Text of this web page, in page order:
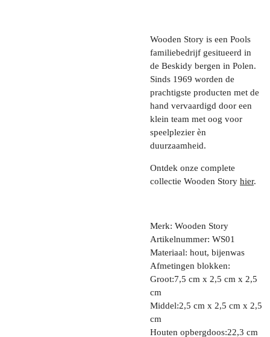
Wooden Story is een Pools
familiebedrijf gesitueerd in
de Beskidy bergen in Polen.
Sinds 1969 worden de
prachtigste producten met de
hand vervaardigd door een
klein team met oog voor
speelplezier èn
duurzaamheid.
Ontdek onze complete
collectie Wooden Story hier.
Merk: Wooden Story
Artikelnummer: WS01
Materiaal: hout, bijenwas
Afmetingen blokken:
Groot:7,5 cm x 2,5 cm x 2,5
cm
Middel:2,5 cm x 2,5 cm x 2,5
cm
Houten opbergdoos:22,3 cm